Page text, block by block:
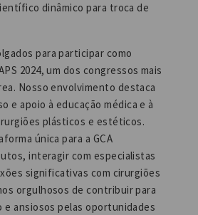
dinâmico para troca de
para participar como
2024, um dos congressos mais
Nosso envolvimento destaca
e apoio à educação médica e à
plásticos e estéticos.
única para a GCA
interagir com especialistas
significativas com cirurgiões
orgulhosos de contribuir para
ansiosos pelas oportunidades